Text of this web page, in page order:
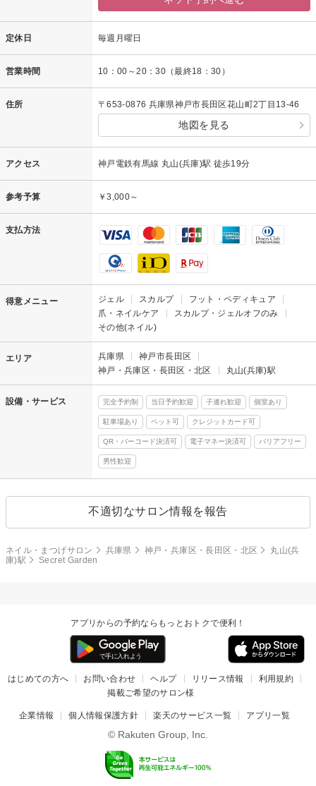
定休日 毎週月曜日
営業時間 10：00～20：30（最終18：30）
住所 〒653-0876 兵庫県神戸市長田区花山町2丁目13-46
地図を見る
アクセス 神戸電鉄有馬線 丸山(兵庫)駅 徒歩19分
参考予算 ￥3,000～
支払方法
得意メニュー ジェル スカルプ
フット・ペディキュア
爪・ネイルケア
スカルプ・ジェルオフのみ
その他(ネイル)
エリア 兵庫県
神戸市長田区
神戸・兵庫区・長田区・北区
丸山(兵庫)駅
設備・サービス 完全予約制 当日予約歓迎 子連れ歓迎 個室あり
駐車場あり ペット可 クレジットカード可
QR・バーコード決済可 電子マネー決済可 バリアフリー
男性歓迎
不適切なサロン情報を報告
ネイル・まつげサロン 兵庫県 神戸・兵庫区・長田区・北区
丸山(兵
庫)駅
Secret Garden
アプリからの予約ならもっとおトクで便利！
はじめての方へ お問い合わせ ヘルプ リリース情報
利用規約
掲載ご希望のサロン様
企業情報 個人情報保護方針 楽天のサービス一覧 アプリ一覧
© Rakuten Group, Inc.